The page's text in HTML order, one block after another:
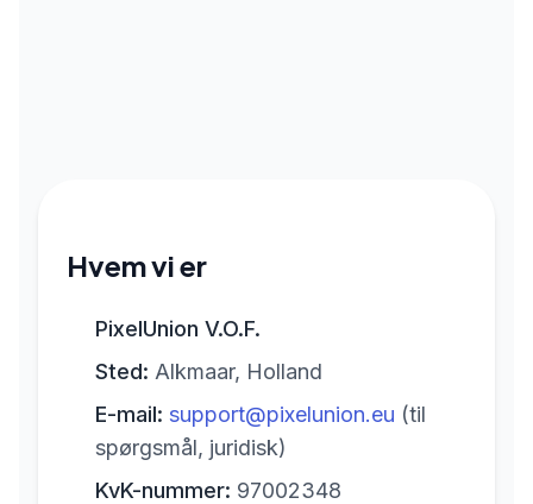
Hvem vi er
PixelUnion V.O.F.
Sted: Alkmaar, Holland
E-mail: support@pixelunion.eu (til
spørgsmål, juridisk)
KvK-nummer: 97002348